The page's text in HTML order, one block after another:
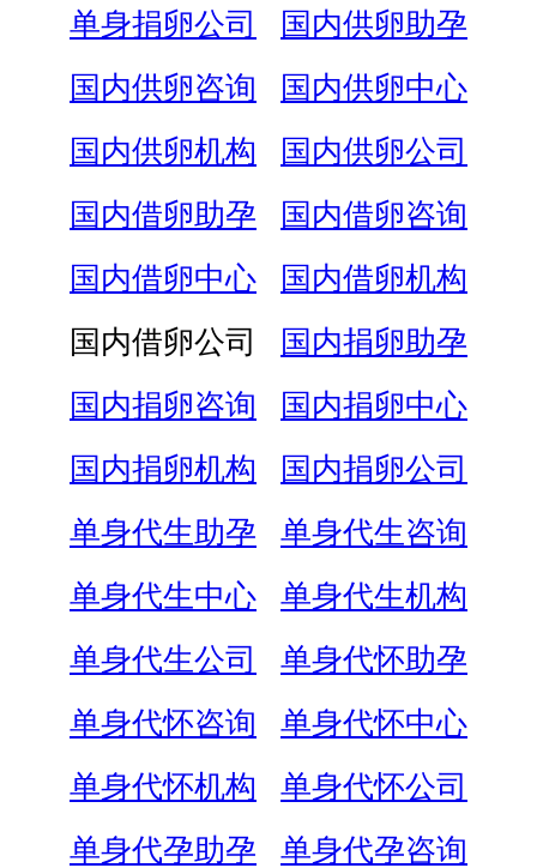
单身捐卵公司
国内供卵助孕
国内供卵咨询
国内供卵中心
国内供卵机构
国内供卵公司
国内借卵助孕
国内借卵咨询
国内借卵中心
国内借卵机构
国内借卵公司
国内捐卵助孕
国内捐卵咨询
国内捐卵中心
国内捐卵机构
国内捐卵公司
单身代生助孕
单身代生咨询
单身代生中心
单身代生机构
单身代生公司
单身代怀助孕
单身代怀咨询
单身代怀中心
单身代怀机构
单身代怀公司
单身代孕助孕
单身代孕咨询